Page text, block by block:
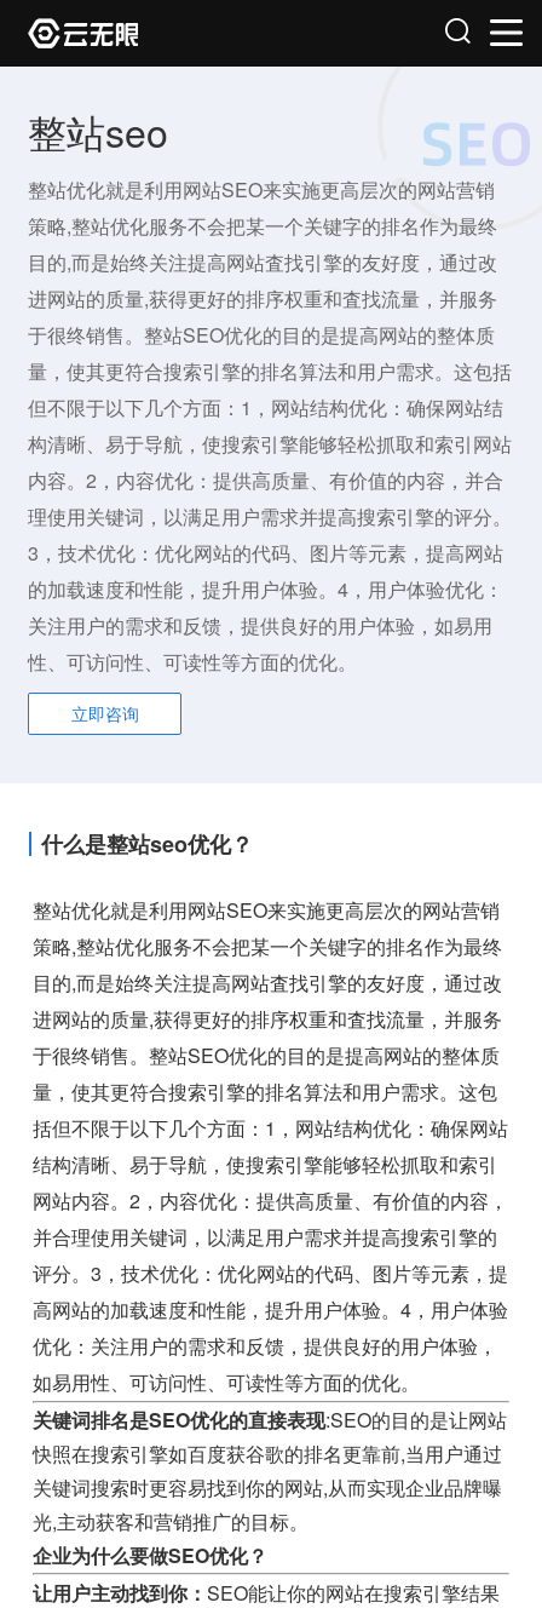
整站seo
整站优化就是利用网站SEO来实施更高层次的网站营销
策略,整站优化服务不会把某一个关键字的排名作为最终
目的,而是始终关注提高网站査找引擎的友好度，通过改
进网站的质量,获得更好的排序权重和査找流量，并服务
于很终销售。整站SEO优化的目的是提高网站的整体质
量，使其更符合搜索引擎的排名算法和用户需求。这包括
但不限于以下几个方面：1，网站结构优化：确保网站结
构清晰、易于导航，使搜索引擎能够轻松抓取和索引网站
内容。2，内容优化：提供高质量、有价值的内容，并合
理使用关键词，以满足用户需求并提高搜索引擎的评分。
3，技术优化：优化网站的代码、图片等元素，提高网站
的加载速度和性能，提升用户体验。4，用户体验优化：
关注用户的需求和反馈，提供良好的用户体验，如易用
性、可访问性、可读性等方面的优化。
立即咨询
什么是整站seo优化？
整站优化就是利用网站SEO来实施更高层次的网站营销
策略,整站优化服务不会把某一个关键字的排名作为最终
目的,而是始终关注提高网站査找引擎的友好度，通过改
进网站的质量,获得更好的排序权重和査找流量，并服务
于很终销售。整站SEO优化的目的是提高网站的整体质
量，使其更符合搜索引擎的排名算法和用户需求。这包
括但不限于以下几个方面：1，网站结构优化：确保网站
结构清晰、易于导航，使搜索引擎能够轻松抓取和索引
网站内容。2，内容优化：提供高质量、有价值的内容，
并合理使用关键词，以满足用户需求并提高搜索引擎的
评分。3，技术优化：优化网站的代码、图片等元素，提
高网站的加载速度和性能，提升用户体验。4，用户体验
优化：关注用户的需求和反馈，提供良好的用户体验，
如易用性、可访问性、可读性等方面的优化。
关键词排名是SEO优化的直接表现:SEO的目的是让网站
快照在搜索引擎如百度获谷歌的排名更靠前,当用户通过
关键词搜索时更容易找到你的网站,从而实现企业品牌曝
光,主动获客和营销推广的目标。
企业为什么要做SEO优化？
让用户主动找到你：SEO能让你的网站在搜索引擎结果